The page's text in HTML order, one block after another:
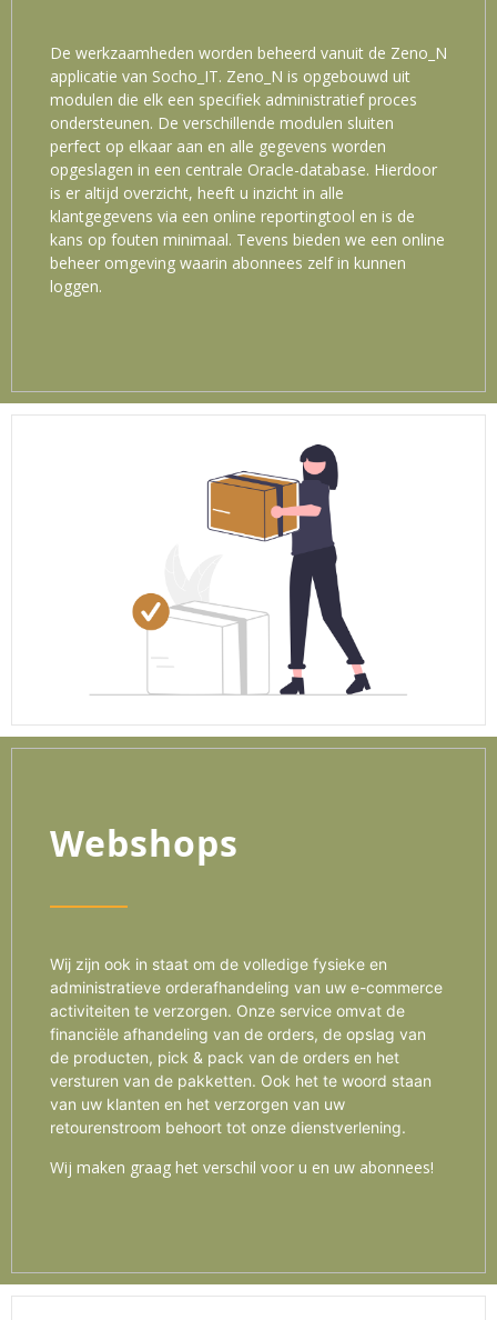
De werkzaamheden worden beheerd vanuit de Zeno_N
applicatie van Socho_IT. Zeno_N is opgebouwd uit
modulen die elk een specifiek administratief proces
ondersteunen. De verschillende modulen sluiten
perfect op elkaar aan en alle gegevens worden
opgeslagen in een centrale Oracle-database. Hierdoor
is er altijd overzicht, heeft u inzicht in alle
klantgegevens via een online reportingtool en is de
kans op fouten minimaal. Tevens bieden we een online
beheer omgeving waarin abonnees zelf in kunnen
loggen.
Webshops
Wij zijn ook in staat om de volledige fysieke en
administratieve orderafhandeling van uw e-commerce
activiteiten te verzorgen. Onze service omvat de
financiële afhandeling van de orders, de opslag van
de producten, pick & pack van de orders en het
versturen van de pakketten. Ook het te woord staan
van uw klanten en het verzorgen van uw
retourenstroom behoort tot onze dienstverlening.
Wij maken graag het verschil voor u en uw abonnees!